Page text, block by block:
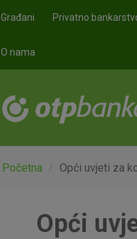
Građani Privatno
O nama
Početna Opći uvjeti za
Opći